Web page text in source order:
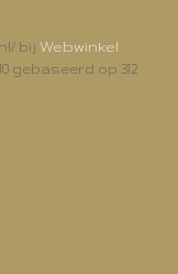
bij Webwinkel
gebaseerd op 312